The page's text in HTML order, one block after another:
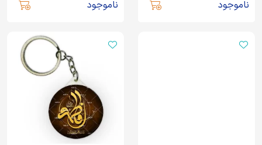
ناموجود ناموجود